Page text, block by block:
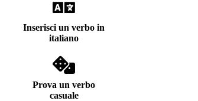
Inserisci un verbo in
italiano
Prova un verbo
casuale